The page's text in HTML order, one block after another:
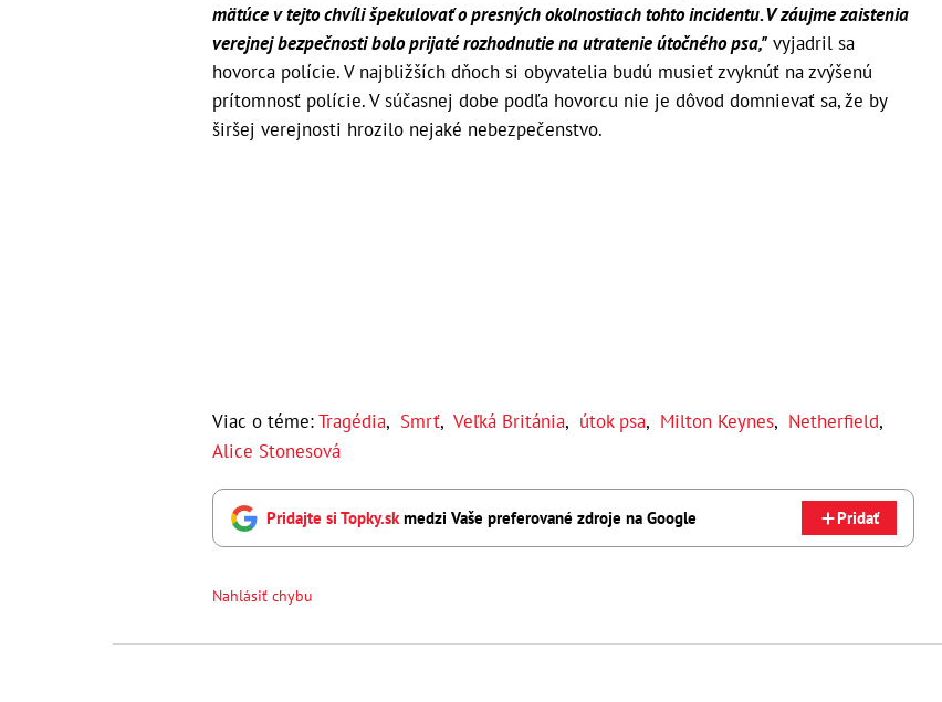
mätúce v tejto chvíli špekulovať o presných okolnostiach tohto incidentu. V záujme zaistenia
verejnej bezpečnosti bolo prijaté rozhodnutie na utratenie útočného psa," vyjadril sa
hovorca polície. V najbližších dňoch si obyvatelia budú musieť zvyknúť na zvýšenú
prítomnosť polície. V súčasnej dobe podľa hovorcu nie je dôvod domnievať sa, že by
širšej verejnosti hrozilo nejaké nebezpečenstvo.
Viac o téme:Tragédia, Smrť, Veľká Británia, útok psa, Milton Keynes, Netherfield,
Alice Stonesová
Pridajte si Topky.skmedzi Vaše preferované zdroje na Google Pridať
Nahlásiť chybu